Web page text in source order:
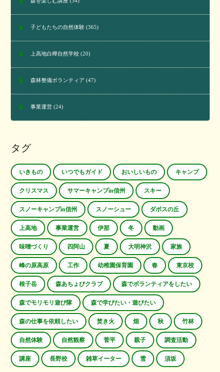
子どもたちの自然体験(365)
上高地白樺自然学校(20)
森林整備ボランティア (47)
事業運営(24)
タグ
いきもの いつでもガイド おいしいもの キャンプ
クリスマス サマーキャンプin信州 スキー
スノーキャンプin信州 スノーシュー ダボスの丘
上高地 事業運営 伊那 冬 動画
味噌づくり 四阿山 夏 大明神沢 家族
峰の原高原 工作 幼稚園保育園 春 東京校
根子岳 森あちょびクラブ 森でボランティアをしたい
森でモリモリ遊び隊 森で学びたい・遊びたい
森の仕事を依頼したい 焚き火 畑 秋 竹林
自然体験 自然観察 菅平 親子 調査活動
講座 長野校 雑草イーター 雪 須坂